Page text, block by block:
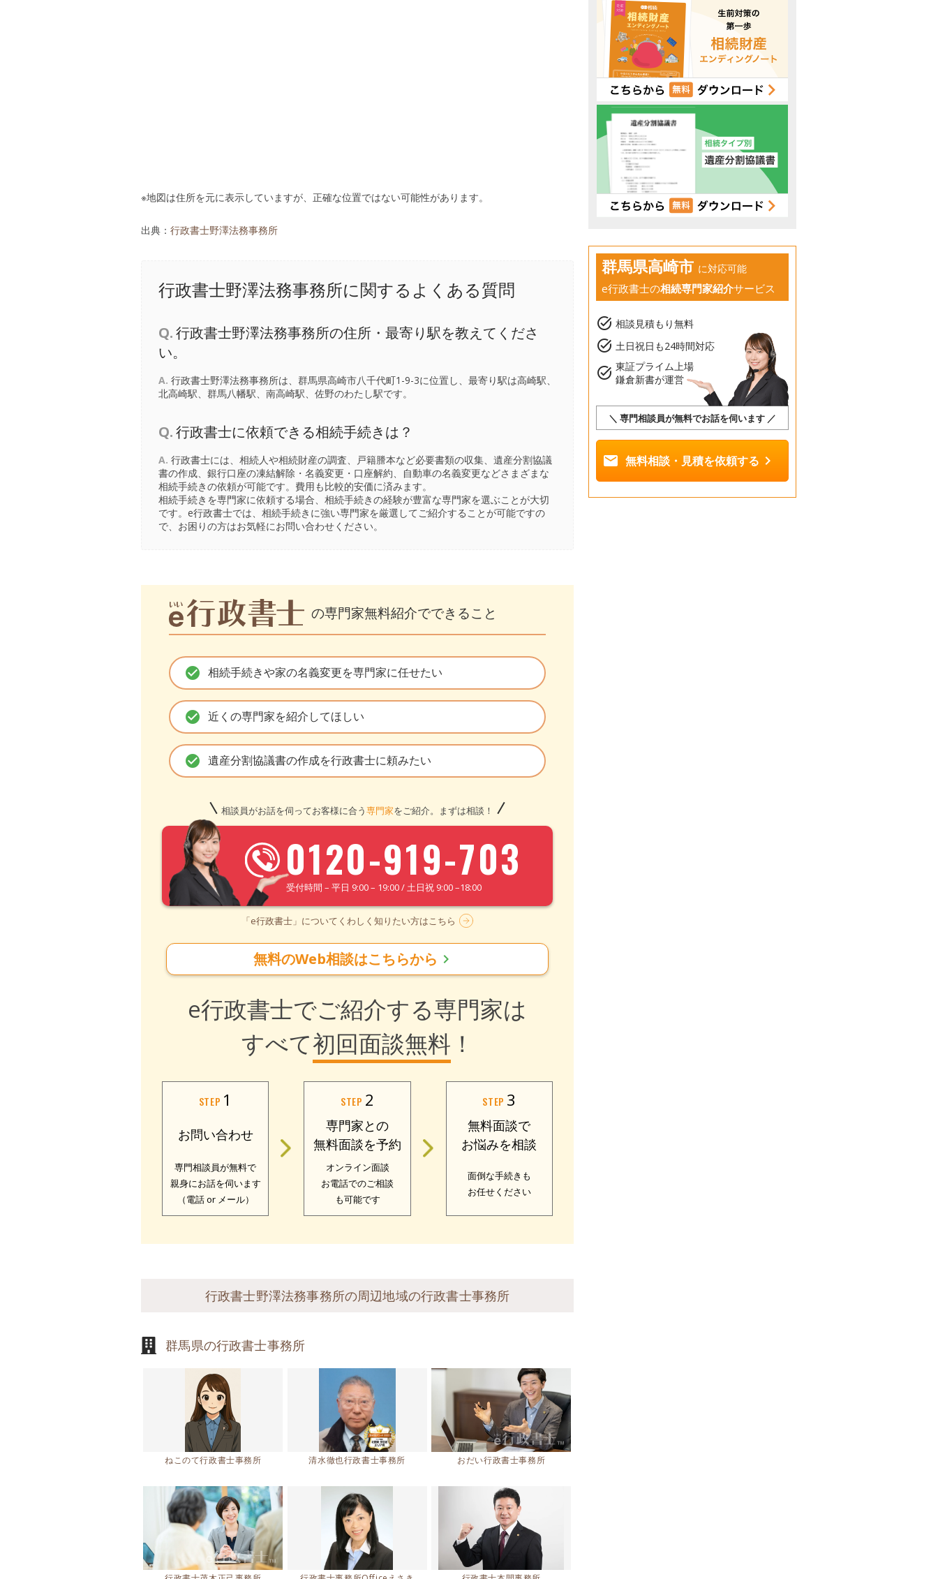
※地図は住所を元に表示していますが、正確な位置ではない可能性があります。
出典： 行政書士野澤法務事務所
行政書士野澤法務事務所に関するよくある質問
Q.行政書士野澤法務事務所の住所・最寄り駅を教えてくださ
い。
A. 行政書士野澤法務事務所は、群馬県高崎市八千代町1-9-3に位置し、最寄り駅は高崎駅
北高崎駅
群馬八幡駅 南高崎駅 佐野のわたし駅です。
Q.行政書士に依頼できる相続手続きは？
A. 行政書士には、相続人や相続財産の調査、戸籍謄本など必要書類の収集、遺産分割協議
書の作成、銀行口座の凍結解除・名義変更・口座解約、自動車の名義変更などさまざまな
相続手続きの依頼が可能です。費用も比較的安価に済みます。
相続手続きを専門家に依頼する場合、相続手続きの経験が豊富な専門家を選ぶことが大切
です。e行政書士では、相続手続きに強い専門家を厳選してご紹介することが可能ですの
で、お困りの方はお気軽にお問い合わせください。
の専門家無料紹介でできること
check_circle 相続手続きや家の名義変更を専門家に任せたい
check_circle 近くの専門家を紹介してほしい
check_circle 遺産分割協議書の作成を行政書士に頼みたい
相談員がお話を伺ってお客様に合う専門家をご紹介。まずは相談！
0120-919-703
受付時間 – 平日 9:00 – 19:00 / 土日祝 9:00 –18:00
「e行政書士」についてくわしく知りたい方はこちら
無料のWeb相談はこちらから chevron_right
e行政書士でご紹介する専門家は
すべて初回面談無料 ！
STEP 1
お問い合わせ
専門相談員が無料で
親身にお話を伺います
（電話 or メール）
STEP 2
専門家との
無料面談を予約
オンライン面談
お電話でのご相談
も可能です
STEP 3
無料面談で
お悩みを相談
面倒な手続きも
お任せください
行政書士野澤法務事務所の周辺地域の行政書士事務所
群馬県の行政書士事務所
ねこのて行政書士事務所 清水徹也行政書士事務所 おだい行政書士事務所
群馬県高崎市 に対応可能
e行政書士の相続専門家紹介サービス
task_alt 相談見積もり無料
task_alt 土日祝日も24時間対応
task_alt 東証プライム上場
鎌倉新書が運営
＼ 専門相談員が無料でお話を伺います ／
mail 無料相談・見積を依頼する chevron_right